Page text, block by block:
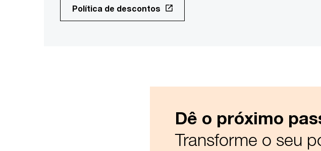
Política de descontos
Dê o próximo
Transforme o seu